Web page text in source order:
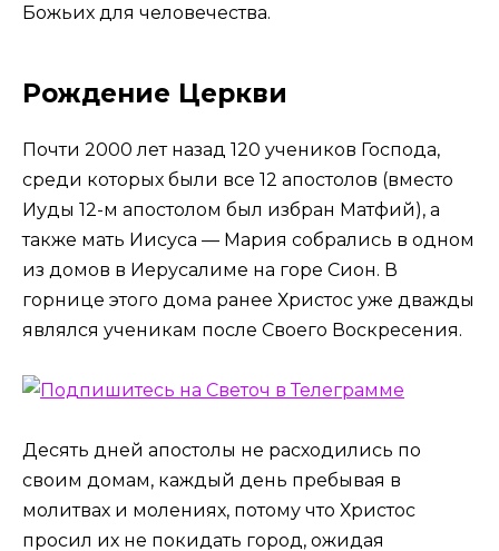
Божьих для человечества.
Рождение Церкви
Почти 2000 лет назад 120 учеников Господа,
среди которых были все 12 апостолов (вместо
Иуды 12­-м апостолом был избран Матфий), а
также мать Иисуса — Мария собрались в одном
из домов в Иерусалиме на горе Сион. В
горнице этого дома ранее Христос уже дважды
являлся ученикам после Своего Воскресения.
Десять дней апостолы не расходились по
своим домам, каждый день пребывая в
молитвах и молениях, потому что Христос
просил их не покидать город, ожидая